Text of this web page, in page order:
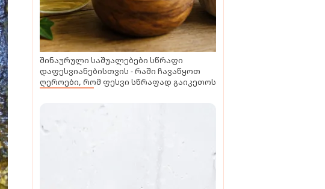
შინაურული საშუალებები სწრაფი
დაფესვიანებისთვის - რაში ჩავაწყოთ
ღეროები, რომ ფესვი სწრაფად გაიკეთოს